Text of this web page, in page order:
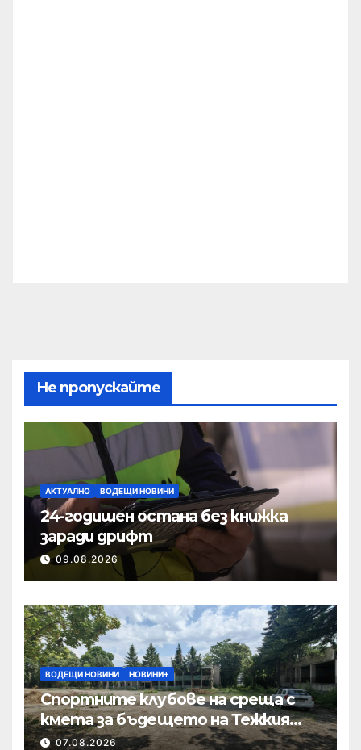
Не пропускайте
АКТУАЛНО ВОДЕЩИ НОВИНИ
24-годишен остана без книжка
заради дрифт
09.08.2026
ВОДЕЩИ НОВИНИ НОВИНИ+
Спортните клубове на среща с
кмета за бъдещето на Тежкия
полк
07.08.2026